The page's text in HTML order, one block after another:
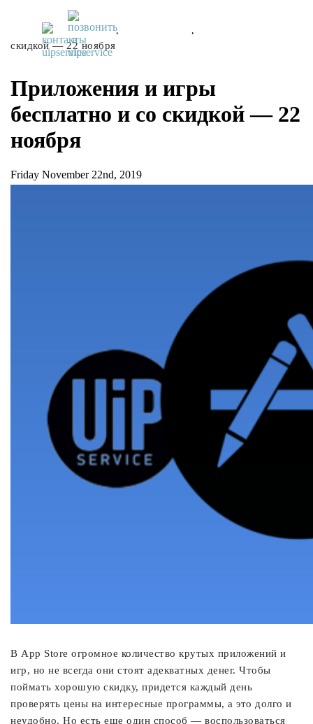
UiPservice »Блог»Приложения и игры бесплатно и со
скидкой — 22 ноября
Приложения и игры
бесплатно и со скидкой — 22
ноября
Friday November 22nd, 2019
В App Store огромное количество крутых приложений и
игр, но не всегда они стоят адекватных денег. Чтобы
поймать хорошую скидку, придется каждый день
проверять цены на интересные программы, а это долго и
неудобно. Но есть еще один способ — воспользоваться